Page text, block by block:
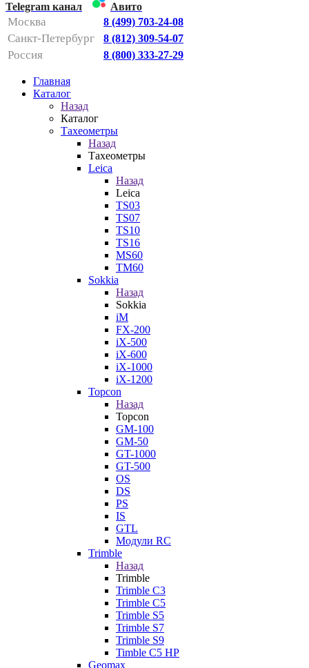
Telegram канал Авито
Москва 8 (499) 703-24-08
Санкт-Петербург 8 (812) 309-54-07
Россия 8 (800) 333-27-29
Главная
Каталог
Назад
Каталог
Тахеометры
Назад
Тахеометры
Leica
Назад
Leica
TS03
TS07
TS10
TS16
MS60
TM60
Sokkia
Назад
Sokkia
iM
FX-200
iX-500
iX-600
iX-1000
iX-1200
Topcon
Назад
Topcon
GM-100
GM-50
GT-1000
GT-500
OS
DS
PS
IS
GTL
Модули RC
Trimble
Назад
Trimble
Trimble C3
Trimble C5
Trimble S5
Trimble S7
Trimble S9
Timble C5 HP
Geomax